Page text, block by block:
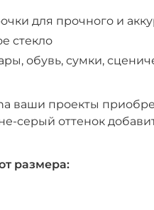
для прочного и
стекло
обувь, сумки,
проекты
серый оттенок
размера: